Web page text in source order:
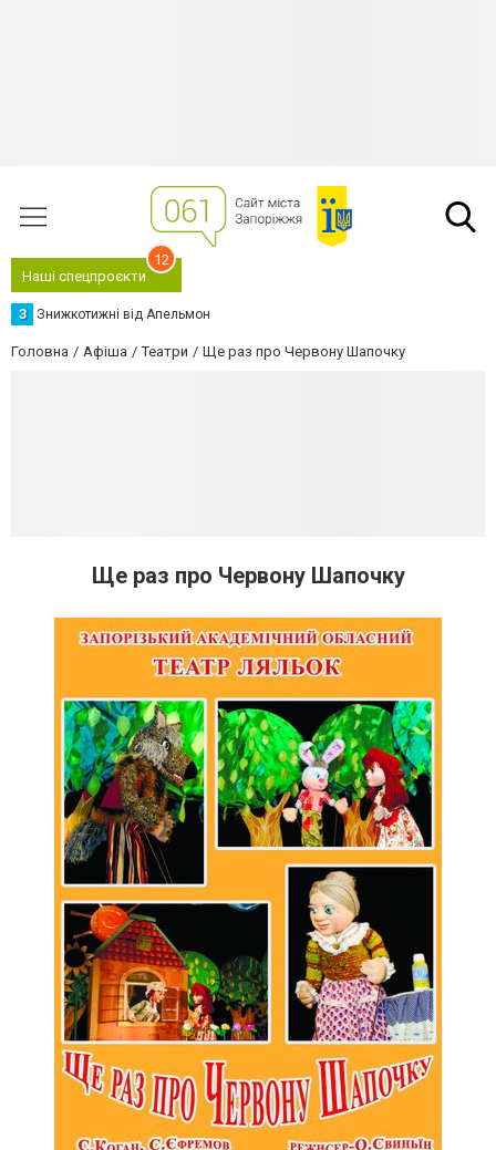
Наші спецпроєкти
12
З Знижкотижні від Апельмон
Головна Афіша Театри Ще раз про Червону Шапочку
Ще раз про Червону Шапочку